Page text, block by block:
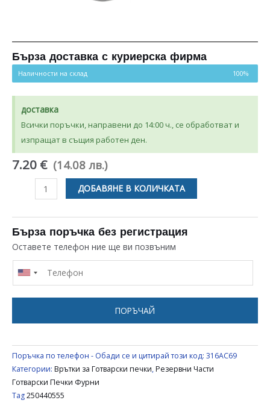
Бърза доставка с куриерска фирма
Наличности на склад 100%
доставка
Всички поръчки, направени до 14:00 ч., се обработват и
изпращат в същия работен ден.
7.20 € (14.08 лв.)
количество
ПЛАСТМАСОВ
ДЪРЖАЧ
ЗА
ВРЪТКА
ЗА
BEKO
SANG
/
BLOMBERG
250440555
ДОБАВЯНЕ В КОЛИЧКАТА
Бърза поръчка без регистрация
Оставете телефон ние ще ви позвъним
ПОРЪЧАЙ
Поръчка по телефон - Обади се и цитирай този код: 316AC69
Категории: Врътки за Готварски печки,Резервни Части
Готварски Печки Фурни
Tag250440555